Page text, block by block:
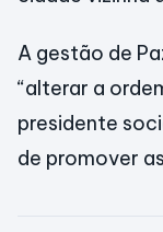
A gestão de
“alterar a
presidente
de promover